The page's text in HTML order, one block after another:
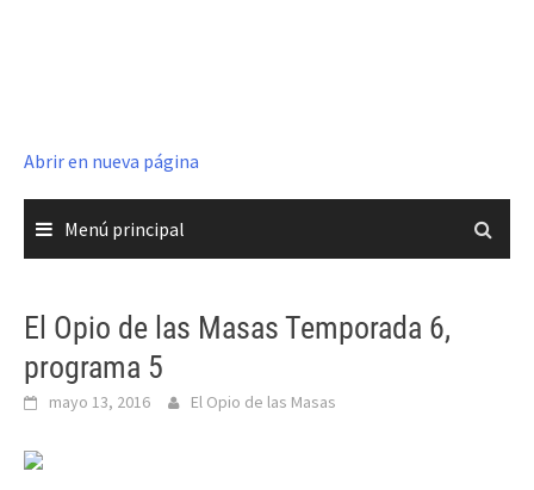
Abrir en nueva página
Menú principal
El Opio de las Masas Temporada 6,
programa 5
mayo 13, 2016 El Opio de las Masas